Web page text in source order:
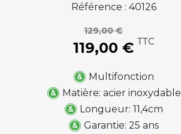
Référence : 40126
129,00 €
119,00 € TTC
Multifonction
Matière: acier inoxydable
Longueur: 11,4cm
Garantie: 25 ans